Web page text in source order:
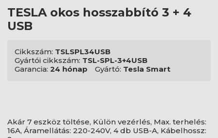
TESLA okos hosszabbító 3 + 4
USB
Cikkszám: TSLSPL34USB
Gyártói cikkszám: TSL-SPL-3+4USB
Garancia: 24 hónap Gyártó: Tesla Smart
Akár 7 eszköz töltése, Külön vezérlés, Max. terhelés:
16A, Áramellátás: 220-240V, 4 db USB-A, Kábelhossz: